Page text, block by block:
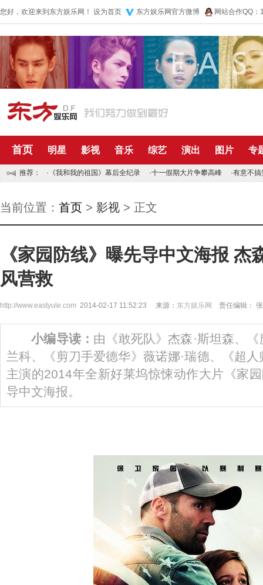
您好，欢迎来到东方娱乐网！ 设为首页 东方娱乐网官方微博 网站合作QQ
首页 明星 影视 音乐 综艺 演出 图片 专
推荐： · 《我和我的祖国》幕后全纪录 ·十一假期大片争攀高峰 ·有意不搞
当前位置： 首页 > 影视 > 正文
《家园防线》曝先导中文海报 杰
风营救
http://www.eastyule.com 2014-02-17 11:52:23 来源： 东方娱乐网 责任编辑：
小编导读： 由《敢死队》杰森·斯坦森、
兰科、《剪刀手爱德华》薇诺娜·瑞德、《超
主演的2014年全新好莱坞惊悚动作大片《家
导中文海报。